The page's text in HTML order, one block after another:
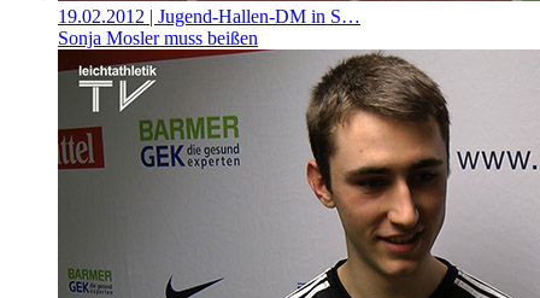
19.02.2012 | Jugend-Hallen-DM in S…
Sonja Mosler muss beißen